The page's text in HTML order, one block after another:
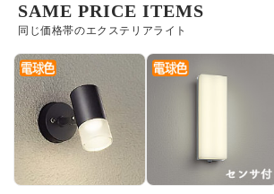
同じ価格帯のエクステリアライト
SAME PRICE ITEMS